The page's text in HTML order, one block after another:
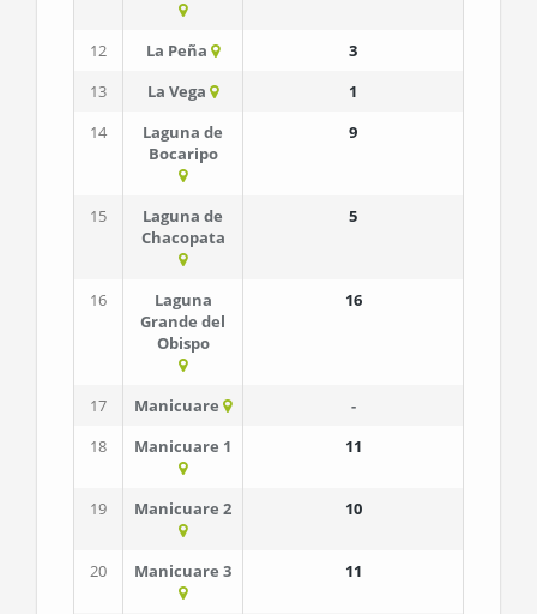
12 La Peña
3
13
La Vega
1
14
Laguna de
Bocaripo
9
15
Laguna de
Chacopata
5
16
Laguna
Grande del
Obispo
16
17 Manicuare
-
18
Manicuare 1 11
19 Manicuare 2 10
20 Manicuare 3 11